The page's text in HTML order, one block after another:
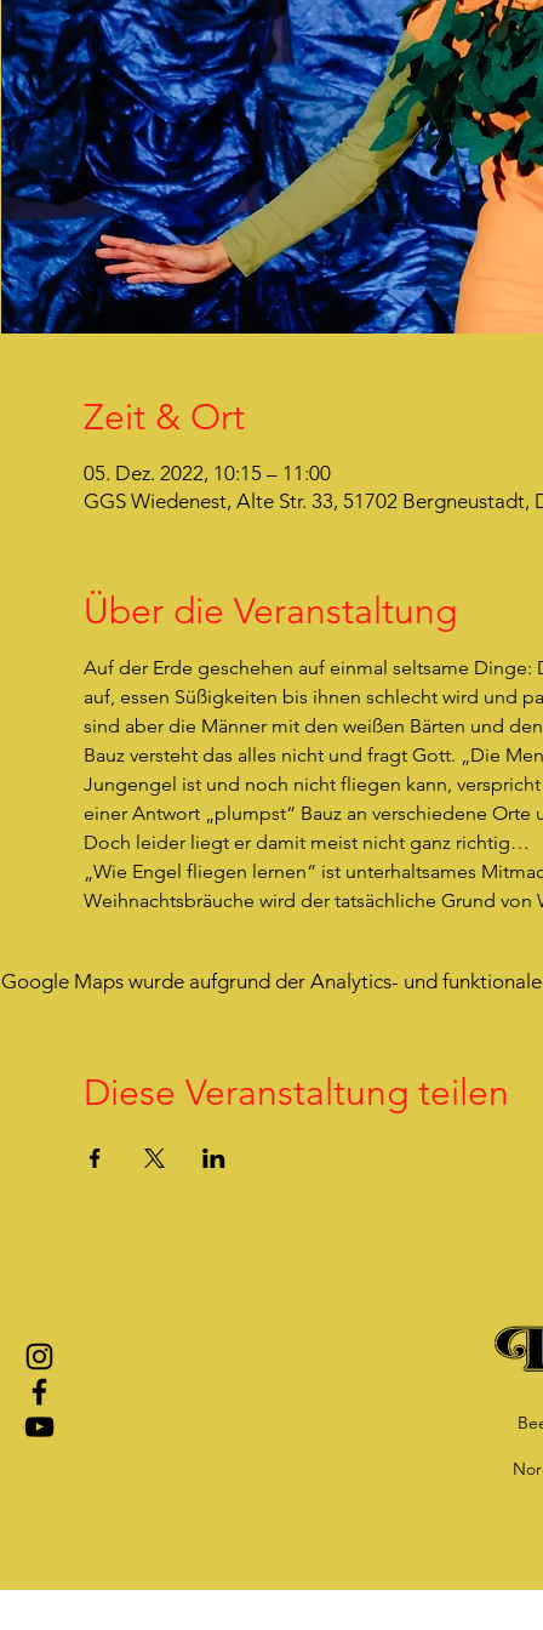
Zeit & Ort
05. Dez. 2022, 10:15 – 11:00
GGS Wiedenest, Alte Str. 33, 51702 Bergneustadt,
Über die Veranstaltung
Auf der Erde geschehen auf einmal seltsame
auf, essen Süßigkeiten bis ihnen schlecht wird und
sind aber die Männer mit den weißen Bärten und
Bauz versteht das alles nicht und fragt Gott. „Die
Jungengel ist und noch nicht fliegen kann,
einer Antwort „plumpst“ Bauz an verschiedene
Doch leider liegt er damit meist nicht ganz richtig…
„Wie Engel fliegen lernen“ ist unterhaltsames
Weihnachtsbräuche wird der tatsächliche Grund
Google Maps wurde aufgrund der Analytics- und
Diese Veranstaltung teilen